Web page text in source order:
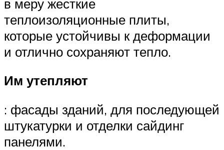
в меру жесткие
теплоизоляционные плиты,
которые устойчивы к деформации
и отлично сохраняют тепло.
Им утепляют
: фасады зданий, для последующей
штукатурки и отделки сайдинг
панелями.